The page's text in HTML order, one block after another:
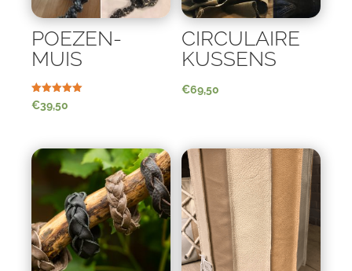
POEZEN-
MUIS
Waardering
5.00
€39,50
CIRCULAIRE
KUSSENS
€69,50